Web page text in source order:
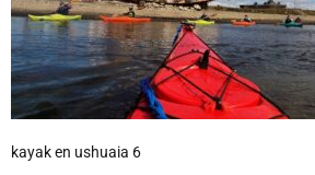
kayak en ushuaia 6